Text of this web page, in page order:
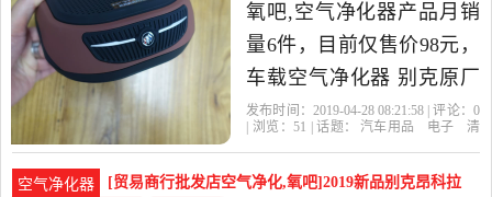
氧吧,空气净化器产品月销
量6件，目前仅售价98元，
车载空气净化器 别克原厂
除味杀菌 去除甲醛PM2.5
【MR.魔】专业卖家 品质
发布时间：2019-04-28 08:21:58 | 评论： 0
| 浏览：51 | 话题： 汽车用品 电子
清
货源
别克 原厂 杀菌
空气净化器
[贸易商行批发店空气净化,氧吧]2019新品别克昂科拉